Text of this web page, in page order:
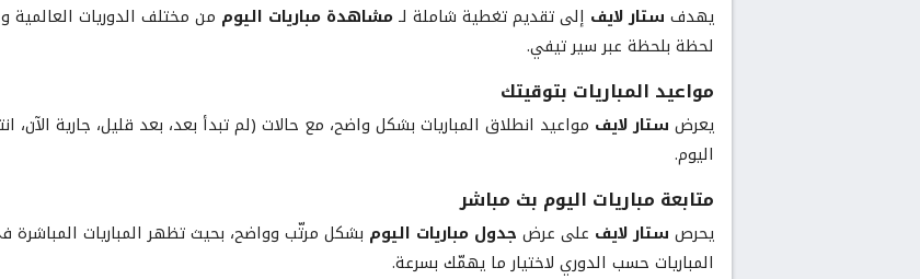
يهدف ستار لايف إلى تقديم تغطية شاملة لـمشاهدة مباريات اليوم من مختلف الدوريات العالمية
لحظة بلحظة عبر سير تيفي.
مواعيد المباريات بتوقيتك
يعرض ستار لايف مواعيد انطلاق المباريات بشكل واضح، مع حالات (لم تبدأ بعد، بعد قليل، جارية
اليوم.
متابعة مباريات اليوم بث مباشر
يحرص ستار لايف على عرض جدول مباريات اليوم بشكل مرتّب وواضح، بحيث تظهر المباريات المباشرة
المباريات حسب الدوري لاختيار ما يهمّك بسرعة.